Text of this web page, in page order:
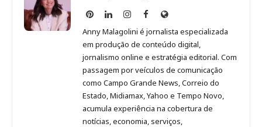
Anny
Malagolini
no
Pinterest
Anny
Malagolini
no
LinkedIn
Anny
Malagolini
no
Instagram
Anny
Malagolini
no
Facebook
Site
de
Anny
Malagolini
Anny Malagolini é jornalista especializada
em produção de conteúdo digital,
jornalismo online e estratégia editorial. Com
passagem por veículos de comunicação
como Campo Grande News, Correio do
Estado, Midiamax, Yahoo e Tempo Novo,
acumula experiência na cobertura de
notícias, economia, serviços,